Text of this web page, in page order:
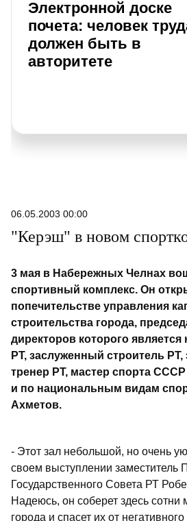
Электронной доске
почета: человек
должен быть в
авторитете
06.05.2003 00:00
"Керэш" в новом
3 мая в Набережных Челнах
спортивный комплекс. Он
попечительстве управления
строительства города,
директоров которого
РТ, заслуженный строитель
тренер РТ, мастер спорта
и по национальным видам
Ахметов.
- Этот зал небольшой, но очень
своем выступлении заместитель
Государственного Совета РТ
Надеюсь, он соберет здесь
города и спасет их от